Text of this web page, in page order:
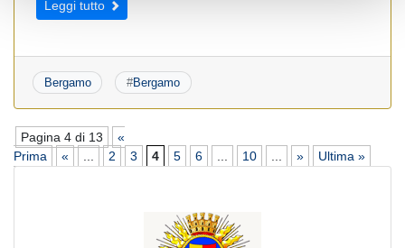
Leggi tutto
Bergamo #Bergamo
Pagina 4 di 13
«
Prima
« ... 2 3 4 5 6 ... 10 ... » Ultima »